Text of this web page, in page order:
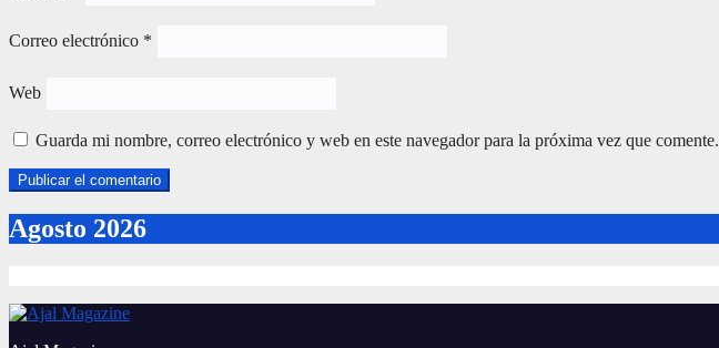
Correo electrónico *
Web
Guarda mi nombre, correo electrónico y web en este navegador para la próxima vez que comente.
Agosto 2026